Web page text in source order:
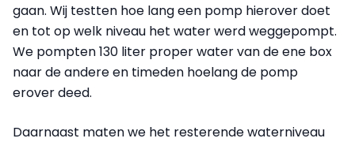
gaan. Wij testten hoe lang een pomp hierover doet
en tot op welk niveau het water werd weggepompt.
We pompten 130 liter proper water van de ene box
naar de andere en timeden hoelang de pomp
erover deed.
Daarnaast maten we het resterende waterniveau